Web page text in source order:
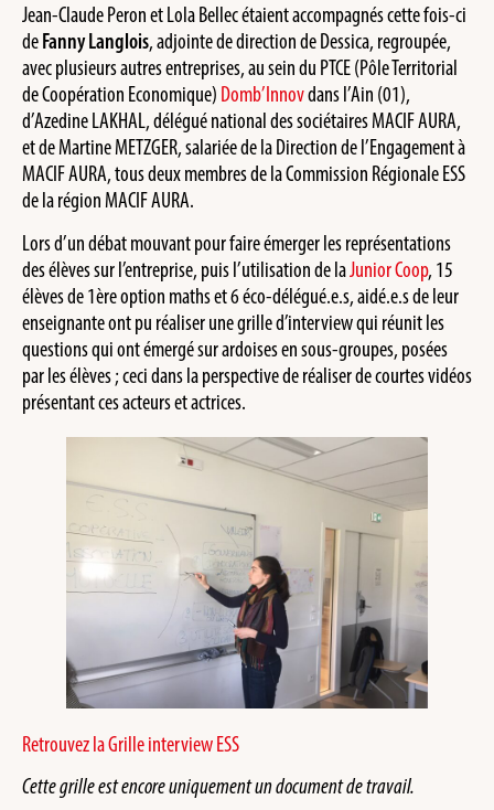
Jean-Claude Peron et Lola Bellec étaient accompagnés cette fois-ci
deFanny Langlois, adjointe de direction de Dessica, regroupée,
avec plusieurs autres entreprises, au sein du PTCE (Pôle Territorial
de Coopération Economique) Domb’Innovdans l’Ain (01),
d’Azedine LAKHAL, délégué national des sociétaires MACIF AURA,
et de Martine METZGER, salariée de la Direction de l’Engagement à
MACIF AURA, tous deux membres de la Commission Régionale ESS
de la région MACIF AURA.
Lors d’un débat mouvant pour faire émerger les représentations
des élèves sur l’entreprise, puis l’utilisation de laJunior Coop, 15
élèves de 1ère option maths et 6 éco-délégué.e.s, aidé.e.s de leur
enseignante ont pu réaliser une grille d’interview qui réunit les
questions qui ont émergé sur ardoises en sous-groupes, posées
par les élèves ; ceci dans la perspective de réaliser de courtes vidéos
présentant ces acteurs et actrices.
Retrouvez la Grille interview ESS
Cette grille est encore uniquement un document de travail.